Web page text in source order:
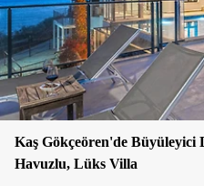
Kaş Gökçeören'de Büyüleyici
Havuzlu, Lüks Villa